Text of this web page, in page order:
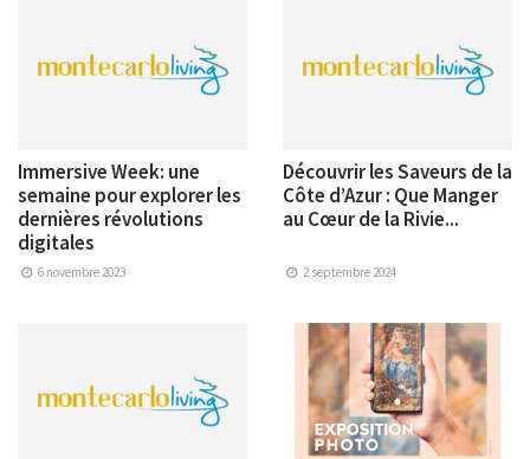
Immersive Week: une
semaine pour explorer les
dernières révolutions
digitales
6 novembre 2023
Découvrir les Saveurs de la
Côte d’Azur : Que Manger
au Cœur de la Rivie...
2 septembre 2024